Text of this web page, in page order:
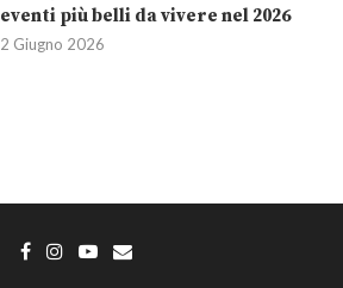
eventi più belli da vivere nel 2026
2 Giugno 2026